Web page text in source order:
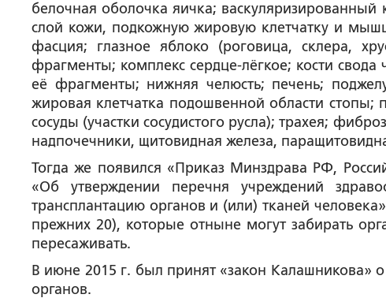
белочная оболочка яичка;
слой кожи, подкожную жировую клетчатку и
фасция; глазное яблоко (роговица, склера,
фрагменты; комплекс сердце-лёгкое; кости
её фрагменты; нижняя челюсть; печень;
жировая клетчатка подошвенной области стопы;
сосуды (участки сосудистого русла); трахея;
надпочечники, щитовидная железа,
Тогда же появился «Приказ Минздрава РФ,
«Об утверждении перечня учреждений
трансплантацию органов и (или) тканей
прежних 20), которые отныне могут забирать
пересаживать.
В июне 2015 г. был принят «закон Калашникова»
органов.